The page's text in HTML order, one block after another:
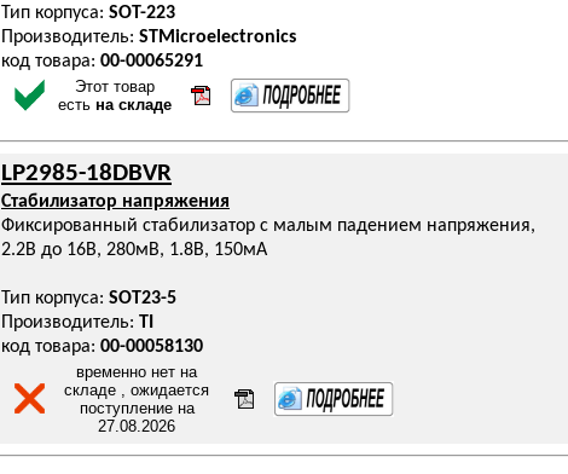
Тип корпуса: SOT-223
Производитель: STMicroelectronics
код товара: 00-00065291
Этот товар
есть на складе
LP2985-18DBVR
Стабилизатор напряжения
Фиксированный стабилизатор с малым падением напряжения,
2.2В до 16В, 280мВ, 1.8В, 150мА
Тип корпуса: SOT23-5
Производитель: TI
код товара: 00-00058130
временно нет на
складе , ожидается
поступление на
27.08.2026